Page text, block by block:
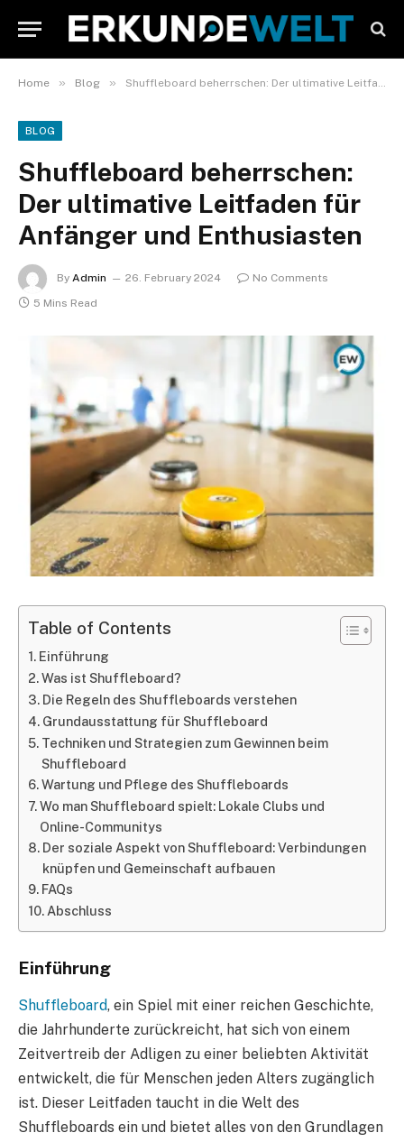
Home » Blog » Shuffleboard beherrschen: Der ultimative Leitfaden für Anfänger und Enthusiasten
BLOG
Shuffleboard beherrschen:
Der ultimative Leitfaden für
Anfänger und Enthusiasten
By Admin 26. February 2024
No Comments
5 Mins Read
Table of Contents
Einführung
Was ist Shuffleboard?
Die Regeln des Shuffleboards verstehen
Grundausstattung für Shuffleboard
Techniken und Strategien zum Gewinnen beim
Shuffleboard
Wartung und Pflege des Shuffleboards
Wo man Shuffleboard spielt: Lokale Clubs und
Online-Communitys
Der soziale Aspekt von Shuffleboard: Verbindungen
knüpfen und Gemeinschaft aufbauen
FAQs
Abschluss
Einführung
Shuffleboard, ein Spiel mit einer reichen Geschichte,
die Jahrhunderte zurückreicht, hat sich von einem
Zeitvertreib der Adligen zu einer beliebten Aktivität
entwickelt, die für Menschen jeden Alters zugänglich
ist. Dieser Leitfaden taucht in die Welt des
Shuffleboards ein und bietet alles von den Grundlagen